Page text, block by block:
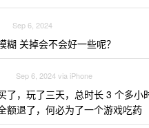
Sep 6, 2024
糊 关掉会不会好一些呢？
Sep 6, 2024 via iPhone
了，玩了三天，总时长 3 个多小
额退了，何必为了一个游戏吃药